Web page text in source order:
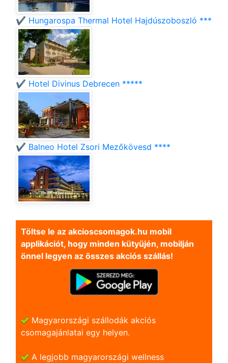
✔️ Hungarospa Thermal Hotel Hajdúszoboszló ***
✔️ Hotel Divinus Debrecen *****
✔️ Balneo Hotel Zsori Mezőkövesd ****
Töltse le az akcioscsomagok.hu mobil
applikációt, hogy minden kütyüjén, mobilján
önnel legyen az összes akciós szállás!
Magyarországi szállodák akciós
csomagajánlatai egy helyen.
A legjobb magyarországi wellness